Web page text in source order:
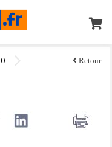
Retour